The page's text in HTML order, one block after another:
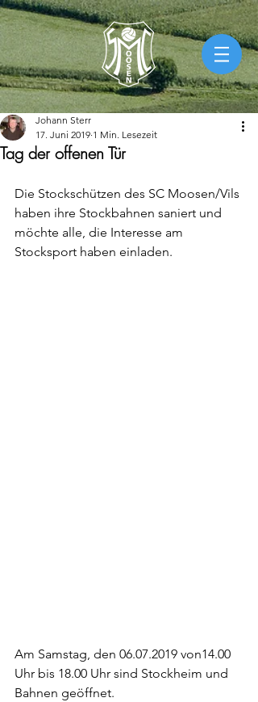
Tag der offenen Tür
Johann Sterr
17. Juni 2019 1 Min. Lesezeit
Die Stockschützen des SC Moosen/Vils
haben ihre Stockbahnen saniert und
möchte alle, die Interesse am
Stocksport haben einladen.
Am Samstag, den 06.07.2019 von14.00
Uhr bis 18.00 Uhr sind Stockheim und
Bahnen geöffnet.